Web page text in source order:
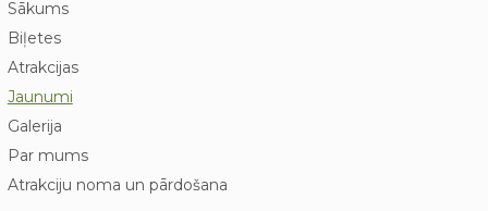
Sākums
Biļetes
Atrakcijas
Jaunumi
Galerija
Par mums
Atrakciju noma un pārdošana